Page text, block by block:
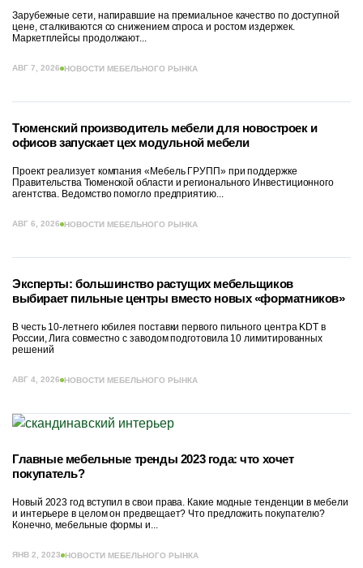
Зарубежные сети, напиравшие на премиальное качество по доступной
цене, сталкиваются со снижением спроса и ростом издержек.
Маркетплейсы продолжают...
АВГ 7, 2026 НОВОСТИ МЕБЕЛЬНОГО РЫНКА
Тюменский производитель мебели для новостроек и
офисов запускает цех модульной мебели
Проект реализует компания «Мебель ГРУПП» при поддержке
Правительства Тюменской области и регионального Инвестиционного
агентства. Ведомство помогло предприятию...
АВГ 6, 2026 НОВОСТИ МЕБЕЛЬНОГО РЫНКА
Эксперты: большинство растущих мебельщиков
выбирает пильные центры вместо новых «форматников»
В честь 10-летнего юбилея поставки первого пильного центра KDT в
России, Лига совместно с заводом подготовила 10 лимитированных
решений
АВГ 4, 2026 НОВОСТИ МЕБЕЛЬНОГО РЫНКА
Главные мебельные тренды 2023 года: что хочет
покупатель?
Новый 2023 год вступил в свои права. Какие модные тенденции в мебели
и интерьере в целом он предвещает? Что предложить покупателю?
Конечно, мебельные формы и...
ЯНВ 2, 2023 НОВОСТИ МЕБЕЛЬНОГО РЫНКА